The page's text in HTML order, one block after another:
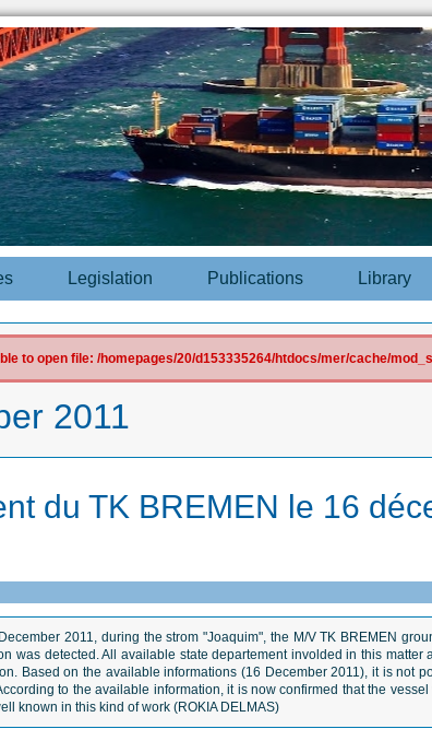
Legislation Publications Library
to open file: /homepages/20/d153335264/htdocs/mer/cache/
2011
du TK BREMEN le 16
2011, during the strom "Joaquim", the M/V TK BREMEN
was detected. All available state departement involded in this matter
Based on the available informations (16 December 2011), it is not
to the available information, it is now confirmed that the
known in this kind of work (ROKIA DELMAS)